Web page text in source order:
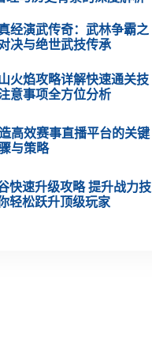
经演武传奇：武林争霸之
决与绝世武技传承
火焰攻略详解快速通关技
意事项全方位分析
高效赛事直播平台的关键
与策略
快速升级攻略 提升战力技
轻松跃升顶级玩家